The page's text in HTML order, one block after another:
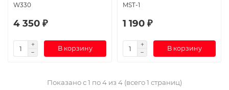
W330
4 350 ₽
В корзину
MST-1
1 190 ₽
В корзину
Показано с 1 по 4 из 4 (всего 1 страниц)